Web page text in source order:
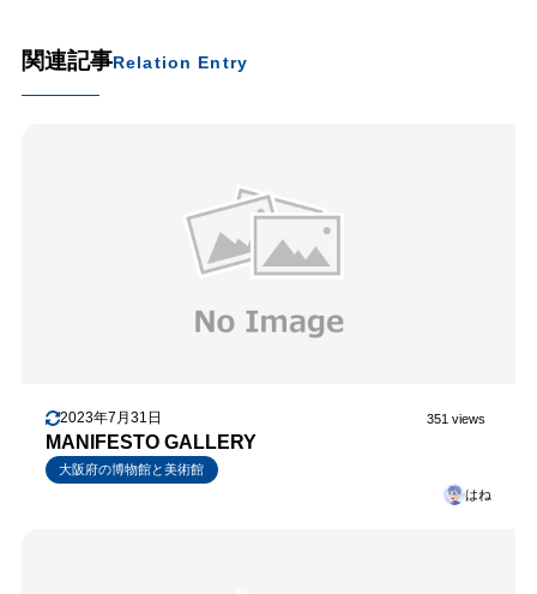
関連記事Relation Entry
2023年7月31日 351 views
MANIFESTO GALLERY
大阪府の博物館と美術館
はね